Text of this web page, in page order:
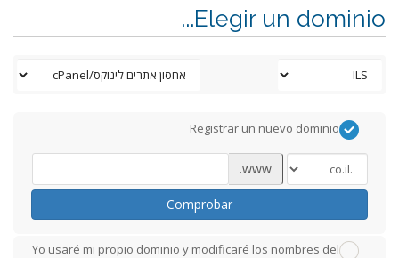
Elegir un dominio...
Registrar un nuevo dominio
www.
Comprobar
Yo usaré mi propio dominio y modificaré los nombres del